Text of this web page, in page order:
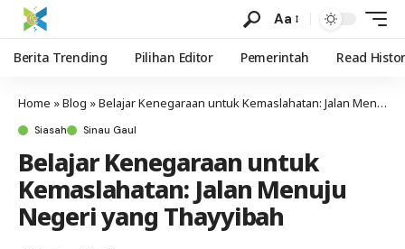
Aa
Berita Trending Pilihan Editor Pemerintah Read
Home »Blog »Belajar Kenegaraan untuk Kemaslahatan: Jalan Menuju Negeri yang Thayyibah
Siasah Sinau Gaul
Belajar Kenegaraan untuk
Kemaslahatan: Jalan Menuju
Negeri yang Thayyibah